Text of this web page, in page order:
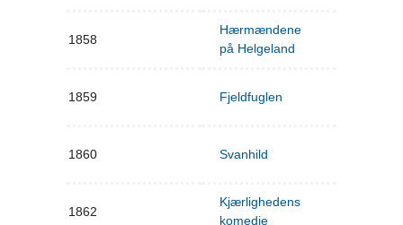
1858
Hærmændene
på Helgeland
1859 Fjeldfuglen
1860 Svanhild
1862
Kjærlighedens
komedie